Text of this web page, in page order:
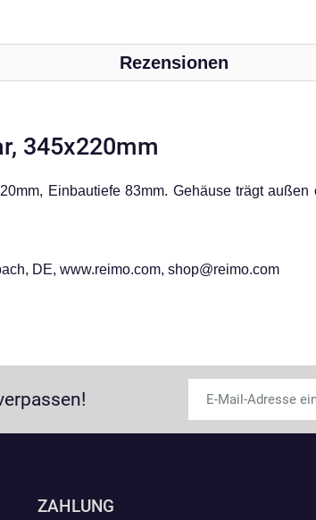
Rezensionen
345x220mm
Einbautiefe 83mm. Gehäuse trägt
DE, www.reimo.com, shop@reimo.com
ZAHLUNG